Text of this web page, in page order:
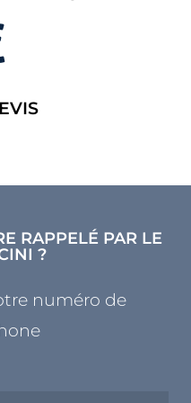
RAPPELÉ PAR LE
?
numéro de